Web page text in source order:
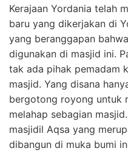
Kerajaan Yordania telah
baru yang dikerjakan di
yang beranggapan
digunakan di masjid ini.
tak ada pihak pemadam
masjid. Yang disana
bergotong royong untuk
melahap sebagian
masjidil Aqsa yang
dibangun di muka bumi